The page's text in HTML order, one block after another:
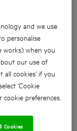
and we use
personalise
works) when you
our use of
all cookies' if you
'Cookie
preferences.
Cookies